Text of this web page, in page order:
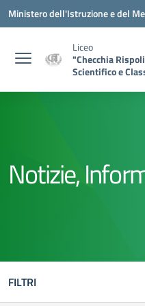
Vai ai contenuti
Vai al menu di navigazione
Vai al footer
Ministero dell'Istruzione e del
Liceo
"Checchia
Scientifico e
Notizie,
FILTRI